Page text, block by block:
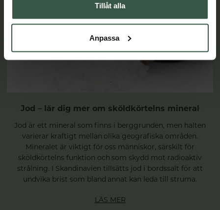
Tillåt alla
Anpassa
Jod – lär dig mer om sköldkörtelns mineral
Jod är ett mineral som finns i berggrunden, men halten
varierar kraftigt mellan olika geografiska områden.
Mineralet är viktigt för oss människor, särskilt för
sköldkörtelns funktion och som skydd mot radioaktiv
strålning. I Skandinavien tillsätts jod i bordssalt för att
undvika brist som bland annat kan leda till struma.
LÄS MER